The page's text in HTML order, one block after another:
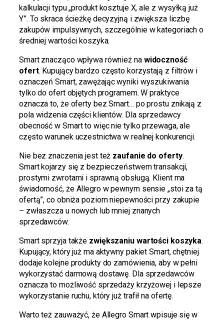
kalkulacji typu „produkt kosztuje X, ale z wysyłką już
Y”. To skraca ścieżkę decyzyjną i zwiększa liczbę
zakupów impulsywnych, szczególnie w kategoriach o
średniej wartości koszyka.
Smart znacząco wpływa również na widoczność
ofert. Kupujący bardzo często korzystają z filtrów i
oznaczeń Smart, zawężając wyniki wyszukiwania
tylko do ofert objętych programem. W praktyce
oznacza to, że oferty bez Smart… po prostu znikają z
pola widzenia części klientów. Dla sprzedawcy
obecność w Smart to więc nie tylko przewaga, ale
często warunek uczestnictwa w realnej konkurencji.
Nie bez znaczenia jest też zaufanie do oferty.
Smart kojarzy się z bezpieczeństwem transakcji,
prostymi zwrotami i sprawną obsługą. Klient ma
świadomość, że Allegro w pewnym sensie „stoi za tą
ofertą”, co obniża poziom niepewności przy zakupie
– zwłaszcza u nowych lub mniej znanych
sprzedawców.
Smart sprzyja także zwiększaniu wartości koszyka.
Kupujący, który już ma aktywny pakiet Smart, chętniej
dodaje kolejne produkty do zamówienia, aby w pełni
wykorzystać darmową dostawę. Dla sprzedawców
oznacza to możliwość sprzedaży krzyżowej i lepsze
wykorzystanie ruchu, który już trafił na ofertę.
Warto też zauważyć, że Allegro Smart wpisuje się w